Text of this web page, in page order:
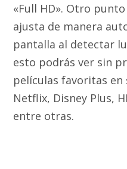
«Full HD». Otro
ajusta de manera
pantalla al detectar
esto podrás ver sin
películas favoritas
Netflix, Disney Plus,
entre otras.